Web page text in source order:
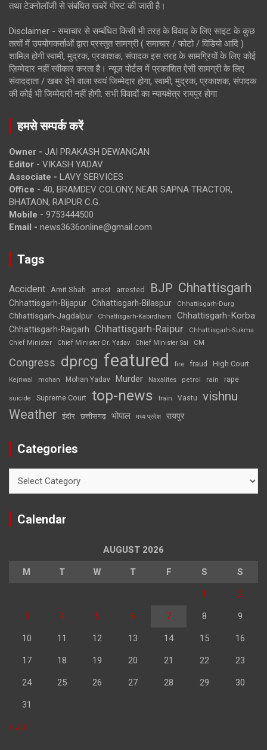
तथा टेक्नोलॉजी से संबंधित खबरें पोस्ट की जाती है।
Disclaimer - समाचार से सम्बंधित किसी भी तरह के विवाद के लिए साइट के कुछ
तत्वों में उपयोगकर्ताओं द्वारा प्रस्तुत सामग्री ( समाचार / फोटो / विडियो आदि )
शामिल होगी स्वामी, मुद्रक, प्रकाशक, संपादक इस तरह के सामग्रियों के लिए कोई
ज़िम्मेदार नहीं स्वीकार करता है। न्यूज़ पोर्टल में प्रकाशित ऐसी सामग्री के लिए
संवाददाता / खबर देने वाला स्वयं जिम्मेदार होगा, स्वामी, मुद्रक, प्रकाशक, संपादक
की कोई भी जिम्मेदारी नहीं होगी. सभी विवादों का न्यायक्षेत्र रायपुर होगा
हमसे सम्पर्क करें
Owner - JAI PRAKASH DEWANGAN
Editor - VIKASH YADAV
Associate - LAVY SERVICES
Office - 40, BRAMDEV COLONY, NEAR SAPNA TRACTOR,
BHATAON, RAIPUR C.G.
Mobile - 9753444500
Email - news3636online@gmail.com
Tags
Accident Amit Shah arrest arrested BJP Chhattisgarh
Chhattisgarh-Bijapur Chhattisgarh-Bilaspur Chhattisgarh-Durg
Chhattisgarh-Jagdalpur Chhattisgarh-Kabirdham Chhattisgarh-Korba
Chhattisgarh-Raigarh Chhattisgarh-Raipur
Chhattisgarh-Sukma
Chief Minister
Chief Minister Dr. Yadav Chief Minister Sai CM
Congress dprcg featured fire fraud High Court
Kejriwal mohan Mohan Yadav Murder Naxalites petrol rain rape
suicide Supreme Court top-news train Vastu vishnu
Weather इंदौर छत्तीसगढ़ भोपाल मध्य प्रदेश रायपुर
Categories
Calendar
AUGUST 2026
M T W T F S S
1 2
3 4 5 6 7 8 9
10 11 12 13 14 15 16
17 18 19 20 21 22 23
24 25 26 27 28 29 30
31
« Jul